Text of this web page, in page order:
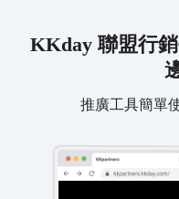
KKday 聯盟行
推廣工具簡單